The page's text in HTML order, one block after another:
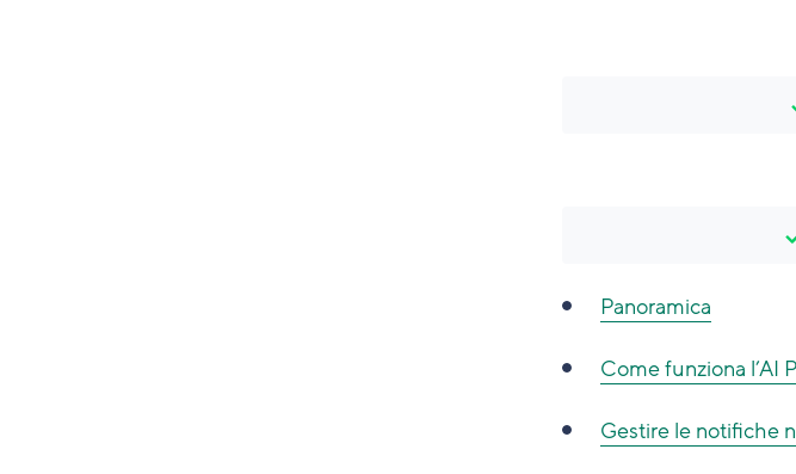
Panoramica
Come funziona l’AI
Gestire le notifiche